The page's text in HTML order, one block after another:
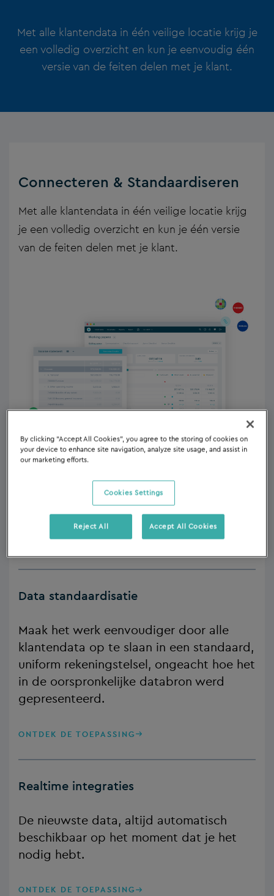
Met alle klantendata in één veilige locatie krijg je
een volledig overzicht en kun je eenvoudig één
versie van de feiten delen met je klant.
Connecteren & Standaardiseren
Met alle klantendata in één veilige locatie krijg
je een volledig overzicht en kun je één versie
van de feiten delen met je klant.
Data consolidatie
Breng alle data van de klant samen in één
veilige cloud-datahub.
Data standaardisatie
Maak het werk eenvoudiger door alle
klantendata op te slaan in een standaard,
uniform rekeningstelsel, ongeacht hoe het
in de oorspronkelijke databron werd
gepresenteerd.
ONTDEK DE TOEPASSING
Realtime integraties
De nieuwste data, altijd automatisch
beschikbaar op het moment dat je het
nodig hebt.
ONTDEK DE TOEPASSING
By clicking “Accept All Cookies”, you agree to the storing of cookies on
your device to enhance site navigation, analyze site usage, and assist in
our marketing efforts.
Cookies Settings
Reject All Accept All Cookies